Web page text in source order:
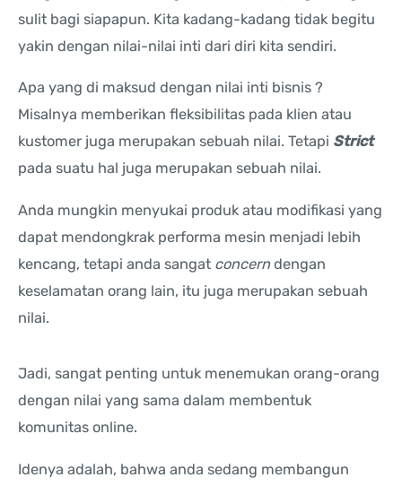
sulit bagi siapapun. Kita kadang-kadang tidak begitu
yakin dengan nilai-nilai inti dari diri kita sendiri.
Apa yang di maksud dengan nilai inti bisnis ?
Misalnya memberikan fleksibilitas pada klien atau
kustomer juga merupakan sebuah nilai. Tetapi Strict
pada suatu hal juga merupakan sebuah nilai.
Anda mungkin menyukai produk atau modifikasi yang
dapat mendongkrak performa mesin menjadi lebih
kencang, tetapi anda sangat concerndengan
keselamatan orang lain, itu juga merupakan sebuah
nilai.
Jadi, sangat penting untuk menemukan orang-orang
dengan nilai yang sama dalam membentuk
komunitas online.
Idenya adalah, bahwa anda sedang membangun